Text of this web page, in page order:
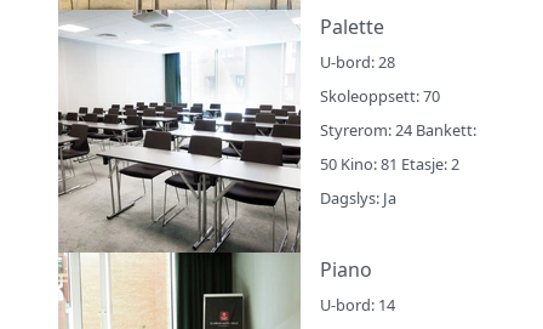
Palette
U-bord: 28
Skoleoppsett: 70
Styrerom: 24 Bankett:
50 Kino: 81 Etasje: 2
Dagslys: Ja
Piano
U-bord: 14